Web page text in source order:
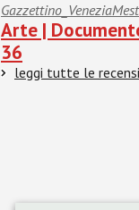
Arte |
36
leggi tutte le